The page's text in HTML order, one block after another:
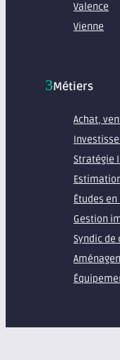
Valence
Vienne
Métiers
Achat,
Stratégie
Études
Gestion
Syndic